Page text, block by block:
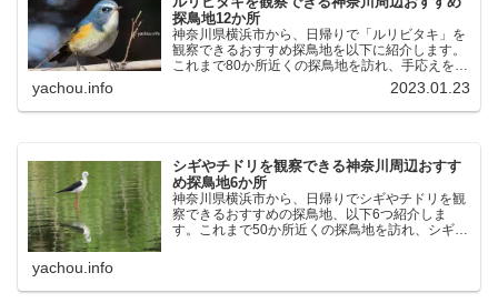
探鳥地12か所
神奈川県横浜市から、日帰りで「ルリビタキ」を
観察できるおすすめ探鳥地を以下に紹介します。
これまで80か所近くの探鳥地を訪れ、手応えを感
じた場所です。以下、★ が多いほど観察しやす
く、出現頻度が高いと感じた場所です。 北本自然
観察公園：埼玉県...
yachou.info 2023.01.23
シギやチドリを観察できる神奈川周辺おすす
め探鳥地6か所
神奈川県横浜市から、日帰りでシギやチドリを観
察できるおすすめの探鳥地、以下6つ紹介しま
す。これまで50か所近くの探鳥地を訪れ、シギや
yachou.info